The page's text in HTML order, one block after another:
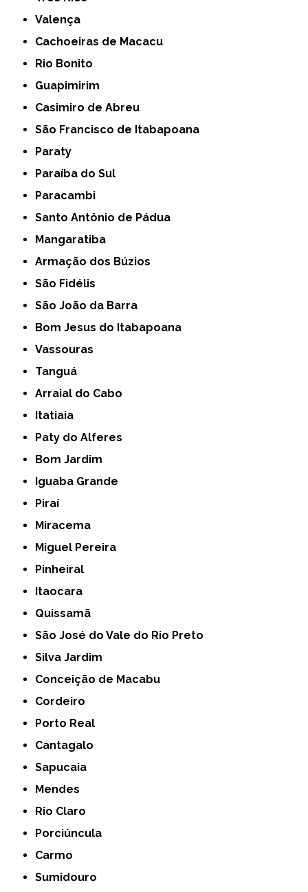
Valença
Cachoeiras de Macacu
Rio Bonito
Guapimirim
Casimiro de Abreu
São Francisco de Itabapoana
Paraty
Paraíba do Sul
Paracambi
Santo Antônio de Pádua
Mangaratiba
Armação dos Búzios
São Fidélis
São João da Barra
Bom Jesus do Itabapoana
Vassouras
Tanguá
Arraial do Cabo
Itatiaia
Paty do Alferes
Bom Jardim
Iguaba Grande
Piraí
Miracema
Miguel Pereira
Pinheiral
Itaocara
Quissamã
São José do Vale do Rio Preto
Silva Jardim
Conceição de Macabu
Cordeiro
Porto Real
Cantagalo
Sapucaia
Mendes
Rio Claro
Porciúncula
Carmo
Sumidouro